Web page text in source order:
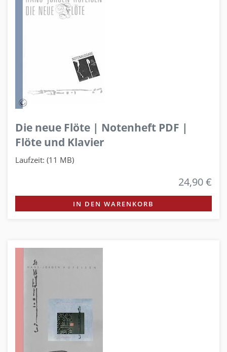
Die neue Flöte | Notenheft PDF |
Flöte und Klavier
Laufzeit: (11 MB)
24,90 €
IN DEN WARENKORB